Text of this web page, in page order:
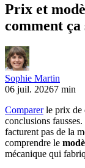
Prix et
comment ça
Sophie Martin
06 juil. 20267 min
Comparerle prix de
conclusions
facturent pas de la
comprendre le
mécanique qui